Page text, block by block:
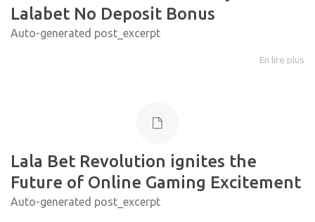
Lalabet No Deposit Bonus
Auto-generated post_excerpt
En lire plus
Lala Bet Revolution ignites the
Future of Online Gaming Excitement
Auto-generated post_excerpt